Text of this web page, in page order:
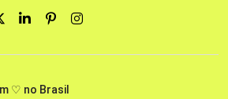
♡ no Brasil